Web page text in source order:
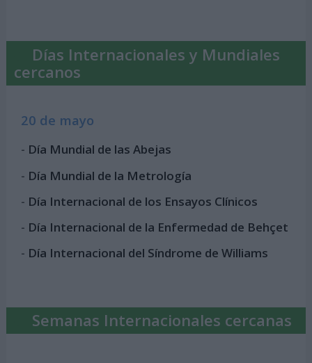
Días Internacionales y Mundiales
cercanos
20 de mayo
- Día Mundial de las Abejas
- Día Mundial de la Metrología
- Día Internacional de los Ensayos Clínicos
- Día Internacional de la Enfermedad de Behçet
- Día Internacional del Síndrome de Williams
Semanas Internacionales cercanas